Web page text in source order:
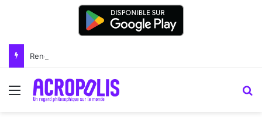
Renoir : la peinture comme un art du lien
Menu